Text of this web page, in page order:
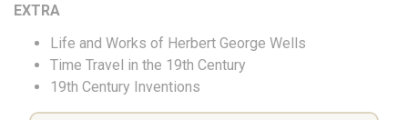
EXTRA
Life and Works of Herbert George Wells
Time Travel in the 19th Century
19th Century Inventions